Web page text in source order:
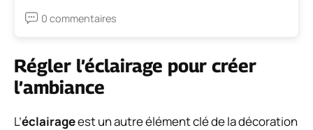
0 commentaires
Régler l’éclairage pour créer
l’ambiance
L’éclairageest un autre élément clé de la décoration